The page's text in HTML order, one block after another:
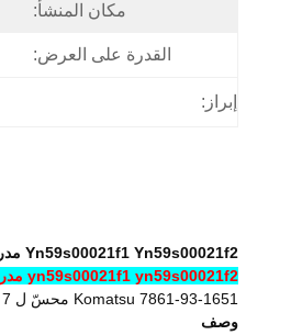
مكان المنشأ:
القدرة على العرض:
إبراز:
Yn59s00021f1 Yn59s00021f2 مدرب عرض شاشة يرحل إستعمال ل Kobelco حفار Sk200 - 8 Sk250 - 8 Sk210-8 Sk350 - 8
yn59s00021f1 yn59s00021f2 مدرب عرض شاشة إستعمال ل sk200 - 8 sk250 - 8 sk210-8 sk350 - 8
7861-93-1651 Komatsu محسّ ل PC200 - 7 جزء كهربائيّ ل Komatsu حفار
وصف